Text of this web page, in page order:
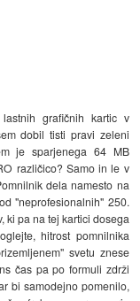
grafičnih kartic v
dobil tisti pravi zeleni
je sparjenega 64 MB
različico? Samo in le v
dela namesto na
"neprofesionalnih" 250.
ki pa na tej kartici dosega
hitrost pomnilnika
svetu znese
čas pa po formuli zdrži
bi samodejno pomenilo,